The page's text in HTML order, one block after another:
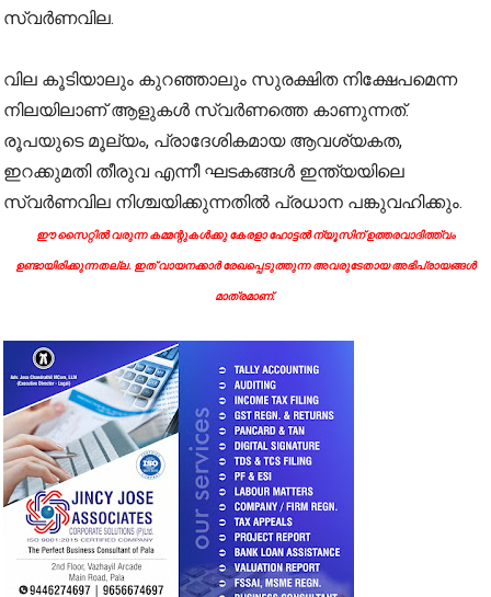
സ്വർണവില.
വില കൂടിയാലും കുറഞ്ഞാലും സുരക്ഷിത നിക്ഷേപമെന്ന
നിലയിലാണ് ആളുകൾ സ്വർണത്തെ കാണുന്നത്.
രൂപയുടെ മൂല്യം, പ്രാദേശികമായ ആവശ്യകത,
ഇറക്കുമതി തീരുവ എന്നീ ഘടകങ്ങൾ ഇന്ത്യയിലെ
സ്വർണവില നിശ്ചയിക്കുന്നതിൽ പ്രധാന പങ്കുവഹിക്കും.
ഈ സൈറ്റിൽ വരുന്ന കമ്മന്റുകൾക്കു കേരളാ ഹോട്ടൽ ന്യൂസിന് ഉത്തരവാദിത്ത്വം
ഉണ്ടായിരിക്കുന്നതല്ല. ഇത് വായനക്കാർ രേഖപ്പെടുത്തുന്ന അവരുടേതായ അഭിപ്രായങ്ങൾ
മാത്രമാണ്.